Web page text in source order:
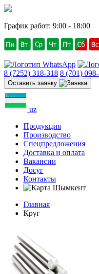
График работ: 9:00 - 18:00
8 (7252) 318-318 8 (701)
Оставить заявку
uz
Продукция
Производство
Спецпредложения
Доставка и оплата
Вакансии
Досуг
Контакты
Шымкент
Главная
Круг